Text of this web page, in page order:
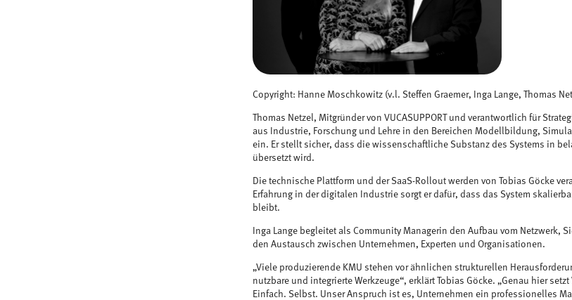
Copyright: Hanne Moschkowitz (v.l. Steffen Graemer, Inga Lange, Thomas
Thomas Netzel, Mitgründer von VUCASUPPORT und verantwortlich für
aus Industrie, Forschung und Lehre in den Bereichen Modellbildung,
ein. Er stellt sicher, dass die wissenschaftliche Substanz des Systems in
übersetzt wird.
Die technische Plattform und der SaaS-Rollout werden von Tobias Göcke
Erfahrung in der digitalen Industrie sorgt er dafür, dass das System
bleibt.
Inga Lange begleitet als Community Managerin den Aufbau vom Netzwerk,
den Austausch zwischen Unternehmen, Experten und Organisationen.
„Viele produzierende KMU stehen vor ähnlichen strukturellen
nutzbare und integrierte Werkzeuge“, erklärt Tobias Göcke. „Genau hier setzt
Einfach. Selbst. Unser Anspruch ist es, Unternehmen ein professionelles